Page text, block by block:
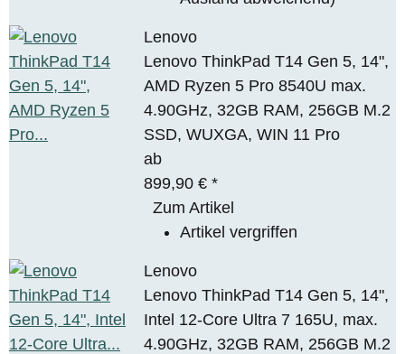
Lenovo
Lenovo ThinkPad T14 Gen 5, 14",
AMD Ryzen 5 Pro 8540U max.
4.90GHz, 32GB RAM, 256GB M.2
SSD, WUXGA, WIN 11 Pro
ab
899,90 €*
Zum Artikel
Artikel vergriffen
Lenovo
Lenovo ThinkPad T14 Gen 5, 14",
Intel 12-Core Ultra 7 165U, max.
4.90GHz, 32GB RAM, 256GB M.2